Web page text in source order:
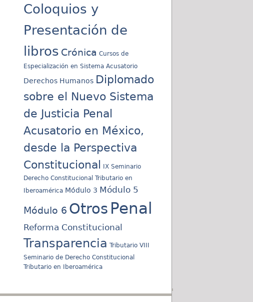
Coloquios y
Presentación de
libros Crónica Cursos de
Especialización en Sistema Acusatorio
Derechos Humanos Diplomado
sobre el Nuevo Sistema
de Justicia Penal
Acusatorio en México,
desde la Perspectiva
Constitucional
IX Seminario
Derecho Constitucional Tributario en
Iberoamérica Módulo 3 Módulo 5
Módulo 6 Otros Penal
Reforma Constitucional
Transparencia Tributario VIII
Seminario de Derecho Constitucional
Tributario en Iberoamérica